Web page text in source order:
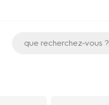
que recherchez-vous ?